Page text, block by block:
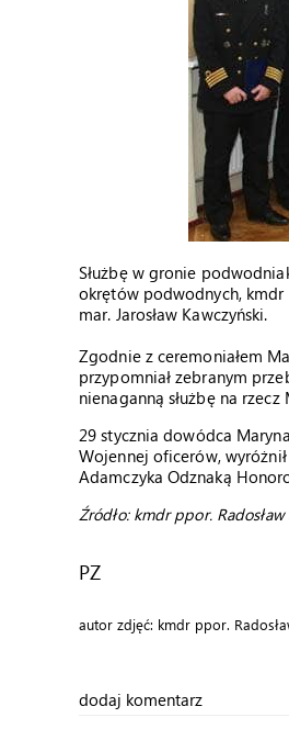
Służbę w gronie
okrętów podwodnych, kmdr
mar. Jarosław Kawczyński.
Zgodnie z ceremoniałem
przypomniał zebranym
nienaganną służbę na
29 stycznia dowódca
Wojennej oficerów,
Adamczyka Odznaką
Źródło: kmdr ppor.
PZ
autor zdjęć: kmdr ppor.
dodaj komentarz